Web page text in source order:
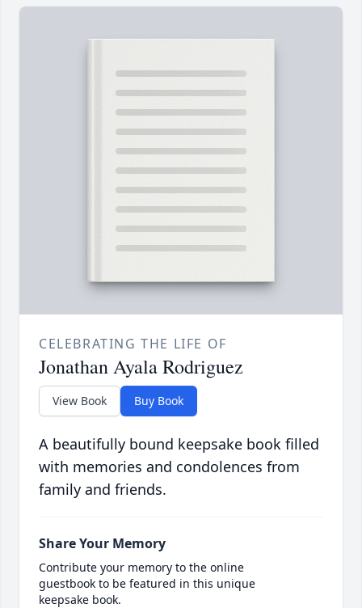
CELEBRATING THE LIFE OF
Jonathan Ayala Rodriguez
View Book Buy Book
A beautifully bound keepsake book filled
with memories and condolences from
family and friends.
Share Your Memory
Contribute your memory to the online
guestbook to be featured in this unique
keepsake book.